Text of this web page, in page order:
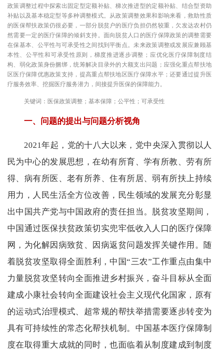
政策调整过程中探索出固定型定额补贴、梯次推进型的定额补贴、结合型资助
补贴以及基本稳定型等多种调整模式。从政策调整效果和影响来看，救助性质
的医保帮扶政策仍很必要，一部分脱贫户的医疗负担仍然较重，欠发达农村仍
然需要一定的医疗保障的倾斜支持。面向脱贫人口的医疗保障政策的调整需要
在保基本、公平性与可承受性之间找到平衡点。未来政策调整或发展应兼顾基
本性、公平性和可承受性原则，梯度推进逐步调整；应优化医疗保障制度结
构、弱化政策身份捆绑，统筹解决目录外的大额支出问题；应强化重点帮扶地
区医疗保障优惠政策支持，提高重点帮扶地区医疗保障水平；还要通过提升医
疗服务效率、挖掘医疗服务潜力，间接提升医保的保障能力。
关键词：医保政策调整；基本保障；公平性；可承受性
一、问题的提出与问题分析视角
2021年起，党的十八大以来，党中央深入贯彻以人
民为中心的发展思想，在幼有所育、学有所教、劳有所
得、病有所医、老有所养、住有所居、弱有所扶上持续
用力，人民生活全方位改善，民生领域的发展充分彰显
出中国共产党与中国政府的责任担当。脱贫攻坚期间，
中国通过医保扶贫政策切实兜牢低收入人口的医疗保障
网，为化解因病致贫、因病返贫问题发挥关键作用。随
着脱贫攻坚取得全面胜利，中国“三农”工作重点由集中
力量脱贫攻坚转向全面推进乡村振兴，奋斗目标从全面
建成小康社会转向全面建设社会主义现代化国家，原有
的运动式治理模式、超常规的帮扶举措需要逐步转变为
具有可持续性的常态化帮扶机制。中国基本医疗保障制
度在取得重大成就的同时，也面临着从制度建成到制度